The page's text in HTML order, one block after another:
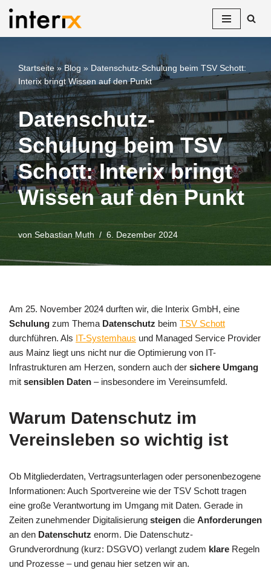
Startseite»Blog » Datenschutz-Schulung beim TSV Schott:
Interix bringt Wissen auf den Punkt
Datenschutz-
Schulung beim TSV
Schott: Interix bringt
Wissen auf den Punkt
vonSebastian Muth 6. Dezember 2024
Am 25. November 2024 durften wir, die Interix GmbH, eine
Schulung zum Thema Datenschutz beim TSV Schott
durchführen. Als IT-Systemhaus und Managed Service Provider
aus Mainz liegt uns nicht nur die Optimierung von IT-
Infrastrukturen am Herzen, sondern auch der sichere Umgang
mit sensiblen Daten – insbesondere im Vereinsumfeld.
Warum Datenschutz im
Vereinsleben so wichtig ist
Ob Mitgliederdaten, Vertragsunterlagen oder personenbezogene
Informationen: Auch Sportvereine wie der TSV Schott tragen
eine große Verantwortung im Umgang mit Daten. Gerade in
Zeiten zunehmender Digitalisierung steigen die Anforderungen
an den Datenschutz enorm. Die Datenschutz-
Grundverordnung (kurz: DSGVO) verlangt zudem klare Regeln
und Prozesse – und genau hier setzen wir an.